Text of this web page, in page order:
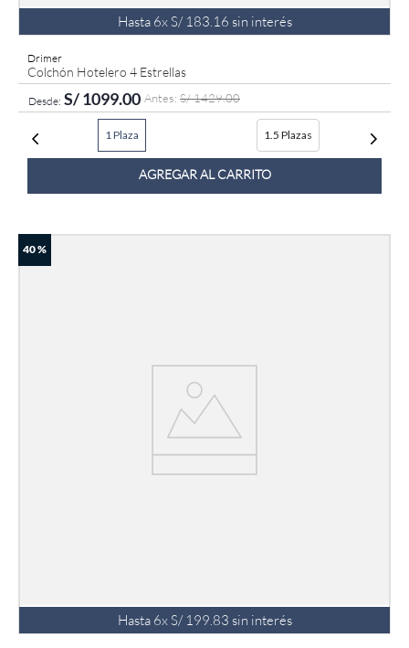
Hasta 6xS/ 183 16 sin interés
Drimer
Colchón Hotelero 4 Estrellas
S/1099.00 S/1429.00
1 Plaza 1.5 Plazas
AGREGAR AL CARRITO
40 %
Hasta 6xS/ 199 83 sin interés